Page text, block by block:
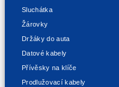
Sluchátka
Žárovky
Držáky do auta
Datové kabely
Přívěsky na klíče
Prodlužovací kabely